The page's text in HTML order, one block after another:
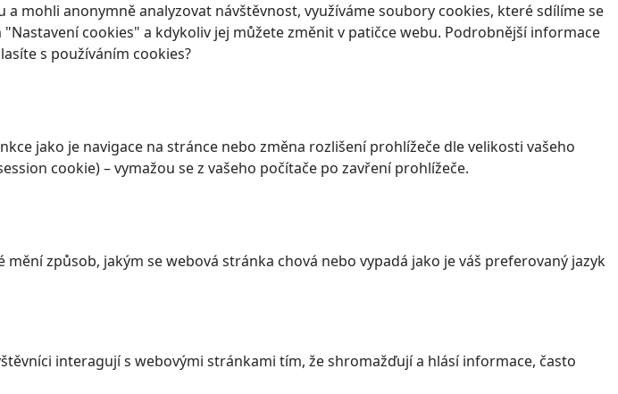
mohli anonymně analyzovat návštěvnost, využíváme soubory cookies, které sdílíme se
cookies" a kdykoliv jej můžete změnit v patičce webu. Podrobnější informace
s používáním cookies?
jako je navigace na stránce nebo změna rozlišení prohlížeče dle velikosti vašeho
cookie) – vymažou se z vašeho počítače po zavření prohlížeče.
způsob, jakým se webová stránka chová nebo vypadá jako je váš preferovaný jazyk
interagují s webovými stránkami tím, že shromažďují a hlásí informace, často